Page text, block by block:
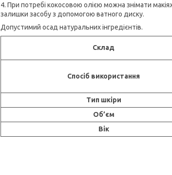
4. При потребі кокосовою олією можна знімати
залишки засобу з допомогою ватного диску.
Допустимий осад натуральних інгредієнтів.
Склад
Спосіб використання
Тип шкіри
Об’єм
Вік